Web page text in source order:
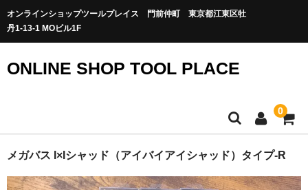
オンラインショップツールプレイス 門前仲町 東京都江東区牡
丹1-13-1 MOビル1F
ONLINE SHOP TOOL PLACE
0
メガバス I×Iシャッド（アイバイアイシャッド）タイプ-R